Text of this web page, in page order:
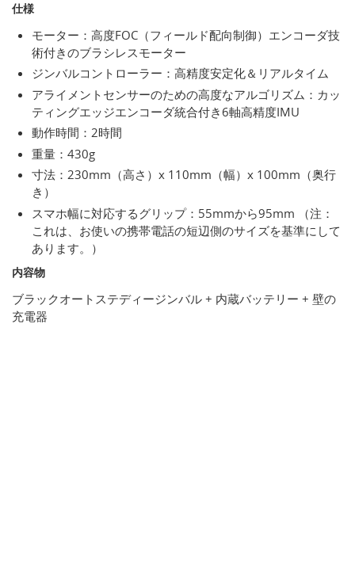
仕様
モーター：高度FOC（フィールド配向制御）エンコーダ技
術付きのブラシレスモーター
ジンバルコントローラー：高精度安定化＆リアルタイム
アライメントセンサーのための高度なアルゴリズム：カッ
ティングエッジエンコーダ統合付き6軸高精度IMU
動作時間：2時間
重量：430g
寸法：230mm（高さ）x 110mm（幅）x 100mm（奥行
き）
スマホ幅に対応するグリップ：55mmから95mm （注：
これは、お使いの携帯電話の短辺側のサイズを基準にして
あります。）
内容物
ブラックオートステディージンバル + 内蔵バッテリー + 壁の
充電器